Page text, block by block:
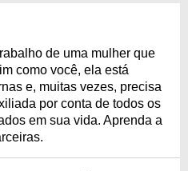
de uma mulher que
como você, ela está
e, muitas vezes, precisa
por conta de todos os
em sua vida. Aprenda a